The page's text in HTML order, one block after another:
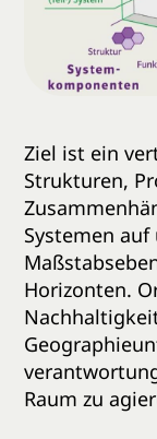
Ziel ist ein
Strukturen,
Systemen
Horizonten.
Raum zu